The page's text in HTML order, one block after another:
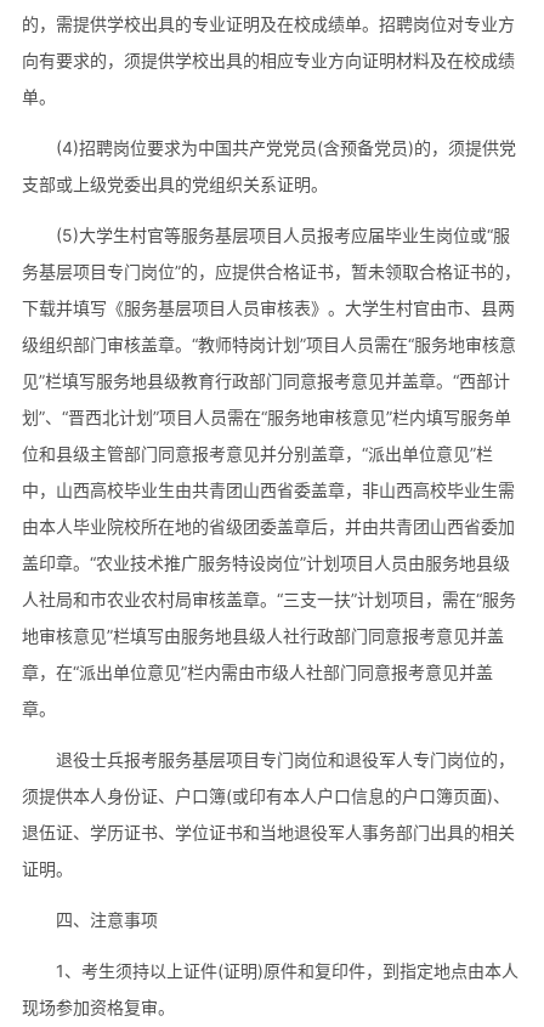
的，需提供学校出具的专业证明及在校成绩单。招聘岗位对专业方
向有要求的，须提供学校出具的相应专业方向证明材料及在校成绩
单。
(4)招聘岗位要求为中国共产党党员(含预备党员)的，须提供党
支部或上级党委出具的党组织关系证明。
(5)大学生村官等服务基层项目人员报考应届毕业生岗位或“服
务基层项目专门岗位”的，应提供合格证书，暂未领取合格证书的，
下载并填写《服务基层项目人员审核表》。大学生村官由市、县两
级组织部门审核盖章。“教师特岗计划”项目人员需在“服务地审核意
见”栏填写服务地县级教育行政部门同意报考意见并盖章。“西部计
划”、“晋西北计划”项目人员需在“服务地审核意见”栏内填写服务单
位和县级主管部门同意报考意见并分别盖章，“派出单位意见”栏
中，山西高校毕业生由共青团山西省委盖章，非山西高校毕业生需
由本人毕业院校所在地的省级团委盖章后，并由共青团山西省委加
盖印章。“农业技术推广服务特设岗位”计划项目人员由服务地县级
人社局和市农业农村局审核盖章。“三支一扶”计划项目，需在“服务
地审核意见”栏填写由服务地县级人社行政部门同意报考意见并盖
章，在“派出单位意见”栏内需由市级人社部门同意报考意见并盖
章。
退役士兵报考服务基层项目专门岗位和退役军人专门岗位的，
须提供本人身份证、户口簿(或印有本人户口信息的户口簿页面)、
退伍证、学历证书、学位证书和当地退役军人事务部门出具的相关
证明。
四、注意事项
1、考生须持以上证件(证明)原件和复印件，到指定地点由本人
现场参加资格复审。